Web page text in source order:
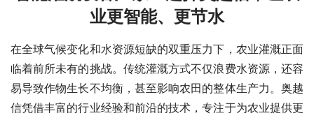
业更智能、更节水
在全球气候变化和水资源短缺的双重压力下，农业灌溉正面
临着前所未有的挑战。传统灌溉方式不仅浪费水资源，还容
易导致作物生长不均衡，甚至影响农田的整体生产力。奥越
信凭借丰富的行业经验和前沿的技术，专注于为农业提供更